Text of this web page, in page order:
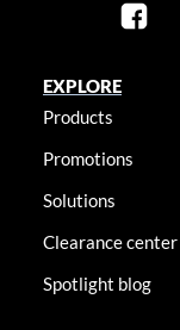
EXPLORE
Products
Promotions
Solutions
Clearance center
Spotlight blog